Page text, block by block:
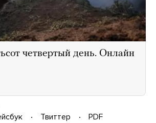
четвертый день. Онлайн
Твиттер
PDF